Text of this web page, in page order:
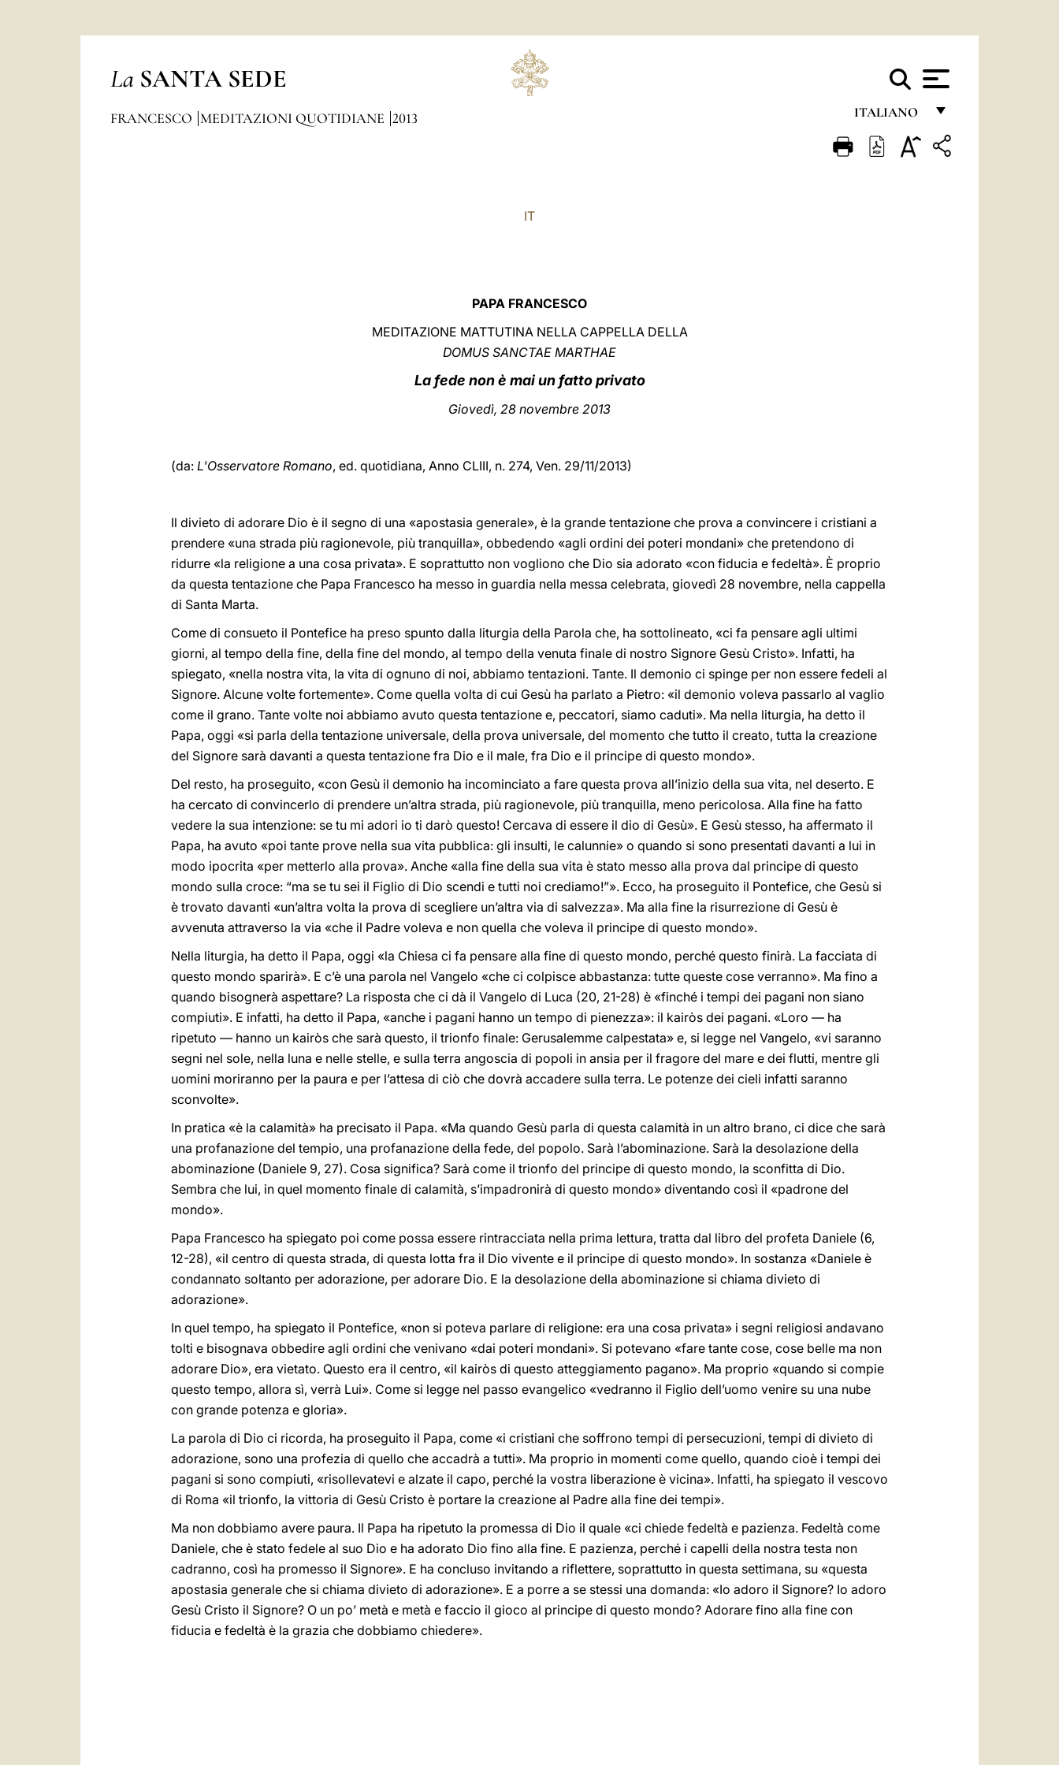
La SANTA SEDE
ITALIANO
FRANÇAIS
FRANCESCO MEDITAZIONI QUOTIDIANE 2013
IT
PAPA FRANCESCO
MEDITAZIONE MATTUTINA NELLA CAPPELLA DELLA
DOMUS SANCTAE MARTHAE
La fede non è mai un fatto privato
Giovedì, 28 novembre 2013
(da: L'Osservatore Romano, ed. quotidiana, Anno CLIII, n. 274, Ven. 29/11/2013)
Il divieto di adorare Dio è il segno di una «apostasia generale», è la grande tentazione che prova a convincere i cristiani a
prendere «una strada più ragionevole, più tranquilla», obbedendo «agli ordini dei poteri mondani» che pretendono di
ridurre «la religione a una cosa privata». E soprattutto non vogliono che Dio sia adorato «con fiducia e fedeltà». È proprio
da questa tentazione che Papa Francesco ha messo in guardia nella messa celebrata, giovedì 28 novembre, nella cappella
di Santa Marta.
Come di consueto il Pontefice ha preso spunto dalla liturgia della Parola che, ha sottolineato, «ci fa pensare agli ultimi
giorni, al tempo della fine, della fine del mondo, al tempo della venuta finale di nostro Signore Gesù Cristo». Infatti, ha
spiegato, «nella nostra vita, la vita di ognuno di noi, abbiamo tentazioni. Tante. Il demonio ci spinge per non essere fedeli al
Signore. Alcune volte fortemente». Come quella volta di cui Gesù ha parlato a Pietro: «il demonio voleva passarlo al vaglio
come il grano. Tante volte noi abbiamo avuto questa tentazione e, peccatori, siamo caduti». Ma nella liturgia, ha detto il
Papa, oggi «si parla della tentazione universale, della prova universale, del momento che tutto il creato, tutta la creazione
del Signore sarà davanti a questa tentazione fra Dio e il male, fra Dio e il principe di questo mondo».
Del resto, ha proseguito, «con Gesù il demonio ha incominciato a fare questa prova all’inizio della sua vita, nel deserto. E
ha cercato di convincerlo di prendere un’altra strada, più ragionevole, più tranquilla, meno pericolosa. Alla fine ha fatto
vedere la sua intenzione: se tu mi adori io ti darò questo! Cercava di essere il dio di Gesù». E Gesù stesso, ha affermato il
Papa, ha avuto «poi tante prove nella sua vita pubblica: gli insulti, le calunnie» o quando si sono presentati davanti a lui in
modo ipocrita «per metterlo alla prova». Anche «alla fine della sua vita è stato messo alla prova dal principe di questo
mondo sulla croce: “ma se tu sei il Figlio di Dio scendi e tutti noi crediamo!”». Ecco, ha proseguito il Pontefice, che Gesù si
è trovato davanti «un’altra volta la prova di scegliere un’altra via di salvezza». Ma alla fine la risurrezione di Gesù è
avvenuta attraverso la via «che il Padre voleva e non quella che voleva il principe di questo mondo».
Nella liturgia, ha detto il Papa, oggi «la Chiesa ci fa pensare alla fine di questo mondo, perché questo finirà. La facciata di
questo mondo sparirà». E c’è una parola nel Vangelo «che ci colpisce abbastanza: tutte queste cose verranno». Ma fino a
quando bisognerà aspettare? La risposta che ci dà il Vangelo di Luca (20, 21-28) è «finché i tempi dei pagani non siano
compiuti». E infatti, ha detto il Papa, «anche i pagani hanno un tempo di pienezza»: il kairòs dei pagani. «Loro — ha
ripetuto — hanno un kairòs che sarà questo, il trionfo finale: Gerusalemme calpestata» e, si legge nel Vangelo, «vi saranno
segni nel sole, nella luna e nelle stelle, e sulla terra angoscia di popoli in ansia per il fragore del mare e dei flutti, mentre gli
uomini moriranno per la paura e per l’attesa di ciò che dovrà accadere sulla terra. Le potenze dei cieli infatti saranno
sconvolte».
In pratica «è la calamità» ha precisato il Papa. «Ma quando Gesù parla di questa calamità in un altro brano, ci dice che sarà
una profanazione del tempio, una profanazione della fede, del popolo. Sarà l’abominazione. Sarà la desolazione della
abominazione (Daniele 9, 27). Cosa significa? Sarà come il trionfo del principe di questo mondo, la sconfitta di Dio.
Sembra che lui, in quel momento finale di calamità, s’impadronirà di questo mondo» diventando così il «padrone del
mondo».
Papa Francesco ha spiegato poi come possa essere rintracciata nella prima lettura, tratta dal libro del profeta Daniele (6,
12-28), «il centro di questa strada, di questa lotta fra il Dio vivente e il principe di questo mondo». In sostanza «Daniele è
condannato soltanto per adorazione, per adorare Dio. E la desolazione della abominazione si chiama divieto di
adorazione».
In quel tempo, ha spiegato il Pontefice, «non si poteva parlare di religione: era una cosa privata» i segni religiosi andavano
tolti e bisognava obbedire agli ordini che venivano «dai poteri mondani». Si potevano «fare tante cose, cose belle ma non
adorare Dio», era vietato. Questo era il centro, «il kairòs di questo atteggiamento pagano». Ma proprio «quando si compie
questo tempo, allora sì, verrà Lui». Come si legge nel passo evangelico «vedranno il Figlio dell’uomo venire su una nube
con grande potenza e gloria».
La parola di Dio ci ricorda, ha proseguito il Papa, come «i cristiani che soffrono tempi di persecuzioni, tempi di divieto di
adorazione, sono una profezia di quello che accadrà a tutti». Ma proprio in momenti come quello, quando cioè i tempi dei
pagani si sono compiuti, «risollevatevi e alzate il capo, perché la vostra liberazione è vicina». Infatti, ha spiegato il vescovo
di Roma «il trionfo, la vittoria di Gesù Cristo è portare la creazione al Padre alla fine dei tempi».
Ma non dobbiamo avere paura. Il Papa ha ripetuto la promessa di Dio il quale «ci chiede fedeltà e pazienza. Fedeltà come
Daniele, che è stato fedele al suo Dio e ha adorato Dio fino alla fine. E pazienza, perché i capelli della nostra testa non
cadranno, così ha promesso il Signore». E ha concluso invitando a riflettere, soprattutto in questa settimana, su «questa
apostasia generale che si chiama divieto di adorazione». E a porre a se stessi una domanda: «Io adoro il Signore? Io adoro
Gesù Cristo il Signore? O un po’ metà e metà e faccio il gioco al principe di questo mondo? Adorare fino alla fine con
fiducia e fedeltà è la grazia che dobbiamo chiedere».